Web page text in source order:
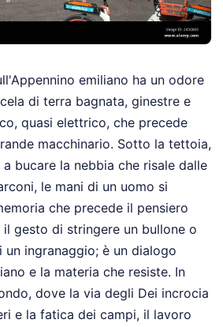
emiliano ha un odore
di terra bagnata, ginestre e
quasi elettrico, che precede
macchinario. Sotto la tettoia,
bucare la nebbia che risale dalle
le mani di un uomo si
che precede il pensiero
gesto di stringere un bullone o
ingranaggio; è un dialogo
e la materia che resiste. In
dove la via degli Dei incrocia
e la fatica dei campi, il lavoro